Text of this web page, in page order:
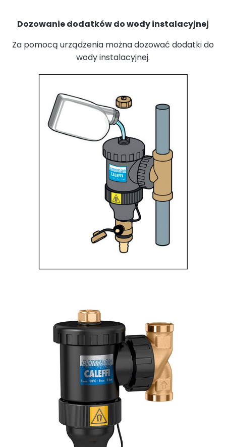
Dozowanie dodatków do wody instalacyjnej
Za pomocą urządzenia można dozować dodatki do
wody instalacyjnej.